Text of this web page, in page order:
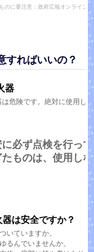
に要注意：政府広報オンライン
すればいいの？
器
危険です。絶対に使用し
に必ず点検を行っ
たものは、使用し
は安全ですか？
いていますか。
るんでいませんか。